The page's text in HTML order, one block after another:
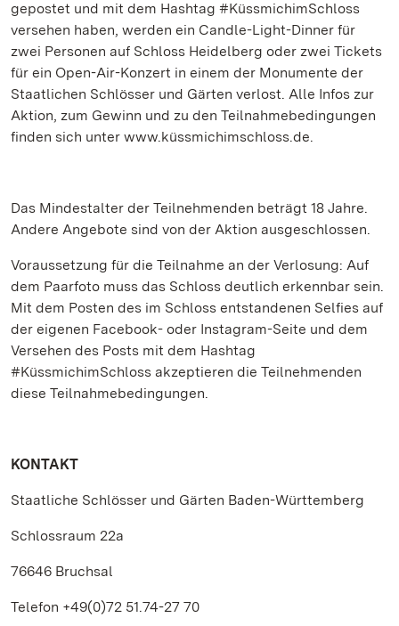
gepostet und mit dem Hashtag #KüssmichimSchloss
versehen haben, werden ein Candle-Light-Dinner für
zwei Personen auf Schloss Heidelberg oder zwei Tickets
für ein Open-Air-Konzert in einem der Monumente der
Staatlichen Schlösser und Gärten verlost. Alle Infos zur
Aktion, zum Gewinn und zu den Teilnahmebedingungen
finden sich unter www.küssmichimschloss.de.
Das Mindestalter der Teilnehmenden beträgt 18 Jahre.
Andere Angebote sind von der Aktion ausgeschlossen.
Voraussetzung für die Teilnahme an der Verlosung: Auf
dem Paarfoto muss das Schloss deutlich erkennbar sein.
Mit dem Posten des im Schloss entstandenen Selfies auf
der eigenen Facebook- oder Instagram-Seite und dem
Versehen des Posts mit dem Hashtag
#KüssmichimSchloss akzeptieren die Teilnehmenden
diese Teilnahmebedingungen.
KONTAKT
Staatliche Schlösser und Gärten Baden-Württemberg
Schlossraum 22a
76646 Bruchsal
Telefon +49(0)72 51.74-27 70